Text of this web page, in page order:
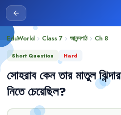
arrow_back
EduWorld chevron_right Class 7 chevron_right আনন্দপাঠchevron_right Ch 8
Short Question Hard
সোহরাব কেন তার মাতুল
নিতে চেয়েছিল?